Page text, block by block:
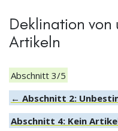
Deklination von
Artikeln
Abschnitt 3/5
← Abschnitt 2:
Abschnitt 4: Kein